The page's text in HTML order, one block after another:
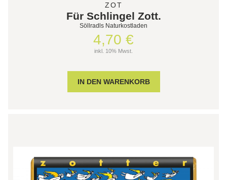
ZOT
Für Schlingel Zott.
Söllradls Naturkostladen
4,70 €
inkl. 10% Mwst.